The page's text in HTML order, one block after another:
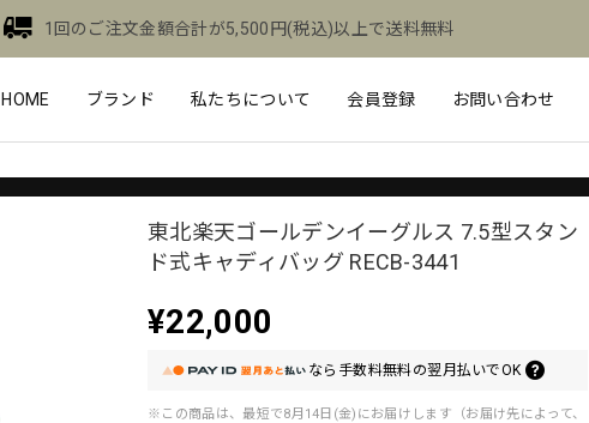
1回のご注文金額合計が5,500円(税込)以上で送料無料
HOME ブランド 私たちについて 会員登録 お問い合わせ
東北楽天ゴールデンイーグルス 7.5型スタン
ド式キャディバッグ RECB-3441
¥22,000
なら 手数料無料の翌月払いでOK
※この商品は、最短で8月14日(金)にお届けします（お届け先によって、